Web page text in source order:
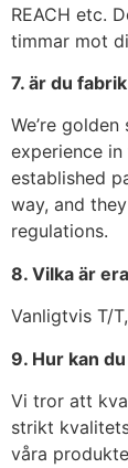
REACH etc.
timmar mot
7. är du
We’re
experience in
established
way, and
regulations.
8. Vilka är
Vanligtvis T/
9. Hur kan
Vi tror att
strikt
våra